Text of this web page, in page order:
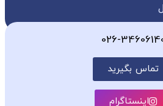
026-
تماس بگیرید
اینستاگرام